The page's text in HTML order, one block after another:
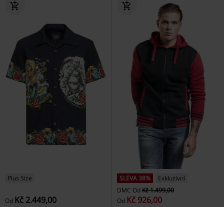
Plus Size
Od Kč 2.449,00
SLEVA 38%
Exkluzivní
DMC Od Kč 1.499,00
Od Kč 926,00